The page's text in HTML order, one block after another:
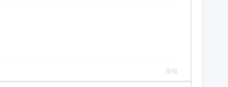
举报